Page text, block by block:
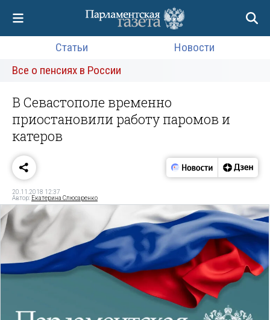
Статьи
Новости
Все о пенсиях в России
В Севастополе временно
приостановили работу паромов и
катеров
20.11.2018 12:37
Автор: Екатерина Слюсаренко